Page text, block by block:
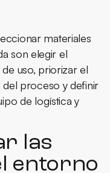
materiales
son elegir el
uso, priorizar el
proceso y definir
de logística y
las
entorno